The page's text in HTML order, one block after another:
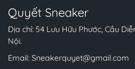
Quyết Sneaker
Địa chỉ: 54 Lưu Hữu Phước, Cầu
Nội.
Email: Sneakerquyet@gmail.com